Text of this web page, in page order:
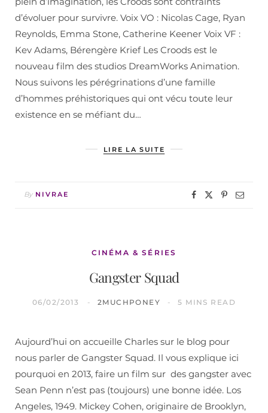
d’évoluer pour survivre. Voix VO : Nicolas Cage, Ryan
Reynolds, Emma Stone, Catherine Keener Voix VF :
Kev Adams, Bérengère Krief Les Croods est le
nouveau film des studios DreamWorks Animation.
Nous suivons les pérégrinations d’une famille
d’hommes préhistoriques qui ont vécu toute leur
existence en se méfiant du…
LIRE LA SUITE
By NIVRAE
CINÉMA & SÉRIES
Gangster Squad
06/02/2013 2MUCHPONEY 5 MINS READ
Aujourd’hui on accueille Charles sur le blog pour
nous parler de Gangster Squad. Il vous explique ici
pourquoi en 2013, faire un film sur des gangster avec
Sean Penn n’est pas (toujours) une bonne idée. Los
Angeles, 1949. Mickey Cohen, originaire de Brooklyn,